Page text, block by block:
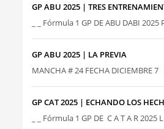
GP ABU 2025 | TRES
_ _ Fórmula 1 GP DE ABU DABI 2025
GP ABU 2025 | LA PREVIA
MANCHA # 24 FECHA DICIEMBRE 7
GP CAT 2025 | ECHANDO LOS
_ _ Fórmula 1 GP DE C A T A R 2025